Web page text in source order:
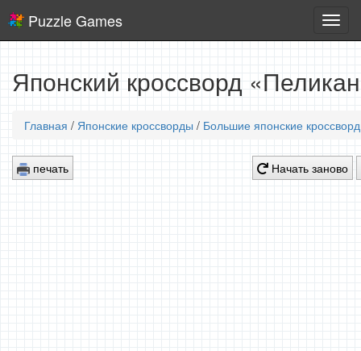
игры
Puzzle Games
Японский кроссворд
Главная / Японские кроссворды / Большие японские
печать Начать заново